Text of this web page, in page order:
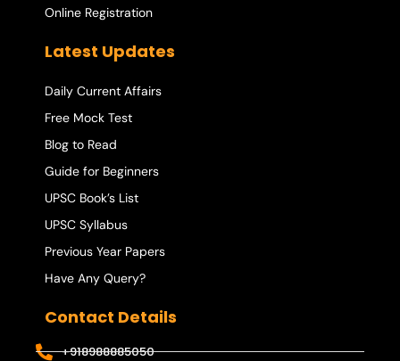
Online Registration
Latest Updates
Daily Current Affairs
Free Mock Test
Blog to Read
Guide for Beginners
UPSC Book’s List
UPSC Syllabus
Previous Year Papers
Have Any Query?
Contact Details
+918988885050